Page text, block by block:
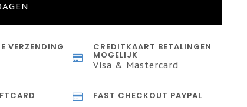
VERZENDING CREDITKAART BETALINGEN
MOGELIJK
Visa & Mastercard
FAST CHECKOUT PAYPAL